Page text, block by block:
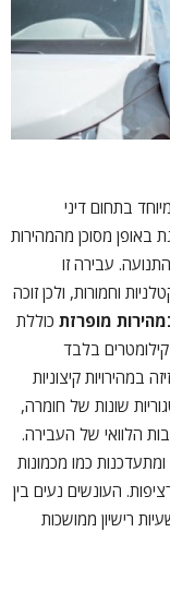
בתחום דיני
באופן מסוכן מהמהירות
עבירה זו
וחמורות, ולכן זוכה
מופרזת כוללת
בלבד
במהירויות קיצוניות
שונות של חומרה,
הלוואי של העבירה.
כמו מכמונות
העונשים נעים בין
רישיון ממושכות